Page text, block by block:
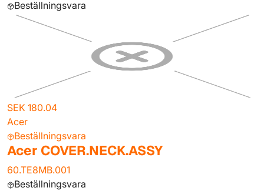
Beställningsvara
SEK 180.04
Acer
Beställningsvara
Acer COVER.NECK.ASSY
60.TE8MB.001
Beställningsvara